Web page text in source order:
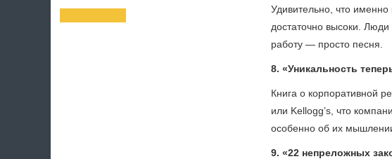
Удивительно, что
достаточно высоки.
работу — просто песня.
8. «Уникальность
Книга о корпоративной
или Kellogg’s, что
особенно об их
9. «22 непреложных